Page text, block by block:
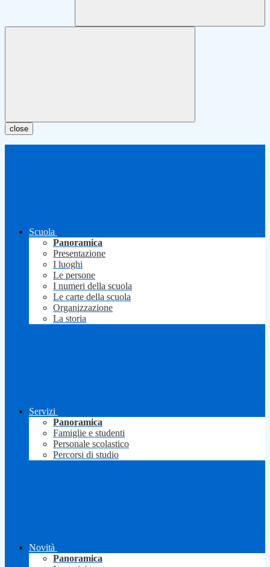
close
Scuola
Panoramica
Presentazione
I luoghi
Le persone
I numeri della scuola
Le carte della scuola
Organizzazione
La storia
Servizi
Panoramica
Famiglie e studenti
Personale scolastico
Percorsi di studio
Novità
Panoramica